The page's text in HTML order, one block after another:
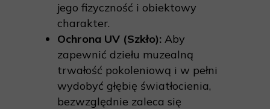
jego fizyczność i obiektowy
charakter.
Ochrona UV (Szkło): Aby
zapewnić dziełu muzealną
trwałość pokoleniową i w pełni
wydobyć głębię światłocienia,
bezwzględnie zaleca się